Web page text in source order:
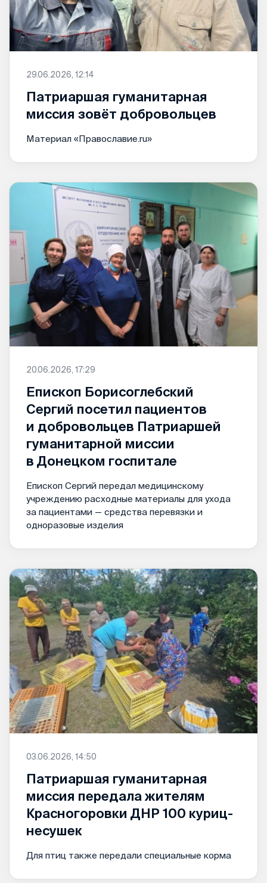
29.06.2026, 12:14
Патриаршая гуманитарная
миссия зовёт добровольцев
Материал «Православие.ru»
20.06.2026, 17:29
Епископ Борисоглебский
Сергий посетил пациентов
и добровольцев Патриаршей
гуманитарной миссии
в Донецком госпитале
Епископ Сергий передал медицинскому
учреждению расходные материалы для ухода
за пациентами — средства перевязки и
одноразовые изделия
03.06.2026, 14:50
Патриаршая гуманитарная
миссия передала жителям
Красногоровки ДНР 100 куриц-
несушек
Для птиц также передали специальные корма